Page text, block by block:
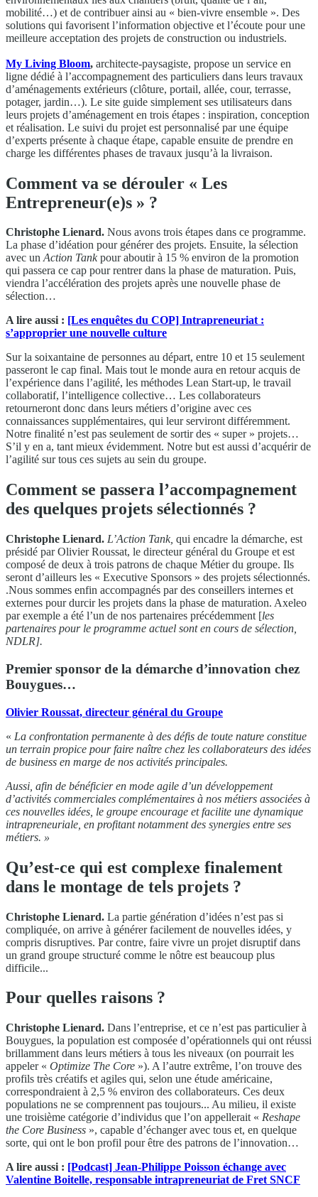
mobilité…) et de contribuer ainsi au « bien-vivre ensemble ». Des
solutions qui favorisent l’information objective et l’écoute pour une
meilleure acceptation des projets de construction ou industriels.
My Living Bloom, architecte-paysagiste, propose un service en
ligne dédié à l’accompagnement des particuliers dans leurs travaux
d’aménagements extérieurs (clôture, portail, allée, cour, terrasse,
potager, jardin…). Le site guide simplement ses utilisateurs dans
leurs projets d’aménagement en trois étapes : inspiration, conception
et réalisation. Le suivi du projet est personnalisé par une équipe
d’experts présente à chaque étape, capable ensuite de prendre en
charge les différentes phases de travaux jusqu’à la livraison.
Comment va se dérouler « Les
Entrepreneur(e)s » ?
Christophe Lienard. Nous avons trois étapes dans ce programme.
La phase d’idéation pour générer des projets. Ensuite, la sélection
avec unAction Tankpour aboutir à 15 % environ de la promotion
qui passera ce cap pour rentrer dans la phase de maturation. Puis,
viendra l’accélération des projets après une nouvelle phase de
sélection…
A lire aussi : [Les enquêtes du COP] Intrapreneuriat :
s’approprier une nouvelle culture
Sur la soixantaine de personnes au départ, entre 10 et 15 seulement
passeront le cap final. Mais tout le monde aura en retour acquis de
l’expérience dans l’agilité, les méthodes Lean Start-up, le travail
collaboratif, l’intelligence collective… Les collaborateurs
retourneront donc dans leurs métiers d’origine avec ces
connaissances supplémentaires, qui leur serviront différemment.
Notre finalité n’est pas seulement de sortir des « super » projets…
S’il y en a, tant mieux évidemment. Notre but est aussi d’acquérir de
l’agilité sur tous ces sujets au sein du groupe.
Comment se passera l’accompagnement
des quelques projets sélectionnés ?
Christophe Lienard. L’Action Tank, qui encadre la démarche, est
présidé par Olivier Roussat, le directeur général du Groupe et est
composé de deux à trois patrons de chaque Métier du groupe. Ils
seront d’ailleurs les « Executive Sponsors » des projets sélectionnés.
.Nous sommes enfin accompagnés par des conseillers internes et
externes pour durcir les projets dans la phase de maturation. Axeleo
par exemple a été l’un de nos partenaires précédemment [les
partenaires pour le programme actuel sont en cours de sélection,
NDLR].
Premier sponsor de la démarche d’innovation chez
Bouygues…
Olivier Roussat, directeur général du Groupe
« La confrontation permanente à des défis de toute nature constitue
un terrain propice pour faire naître chez les collaborateurs des idées
de business en marge de nos activités principales.
Aussi, afin de bénéficier en mode agile d’un développement
d’activités commerciales complémentaires à nos métiers associées à
ces nouvelles idées, le groupe encourage et facilite une dynamique
intrapreneuriale, en profitant notamment des synergies entre ses
métiers. »
Qu’est-ce qui est complexe finalement
dans le montage de tels projets ?
Christophe Lienard. La partie génération d’idées n’est pas si
compliquée, on arrive à générer facilement de nouvelles idées, y
compris disruptives. Par contre, faire vivre un projet disruptif dans
un grand groupe structuré comme le nôtre est beaucoup plus
difficile...
Pour quelles raisons ?
Christophe Lienard. Dans l’entreprise, et ce n’est pas particulier à
Bouygues, la population est composée d’opérationnels qui ont réussi
brillamment dans leurs métiers à tous les niveaux (on pourrait les
appeler « Optimize The Core »). A l’autre extrême, l’on trouve des
profils très créatifs et agiles qui, selon une étude américaine,
correspondraient à 2,5 % environ des collaborateurs. Ces deux
populations ne se comprennent pas toujours... Au milieu, il existe
une troisième catégorie d’individus que l’on appellerait « Reshape
the Core Business », capable d’échanger avec tous et, en quelque
sorte, qui ont le bon profil pour être des patrons de l’innovation…
A lire aussi : [Podcast] Jean-Philippe Poisson échange avec
Valentine Boitelle, responsable intrapreneuriat de Fret SNCF